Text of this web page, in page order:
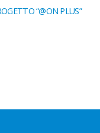
“@ON PLUS”